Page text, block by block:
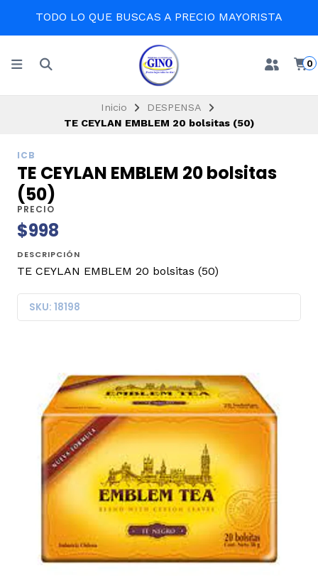
TODO LO QUE BUSCAS A PRECIO MAYORISTA
0
Inicio
DESPENSA
TE CEYLAN EMBLEM 20 bolsitas (50)
ICB
TE CEYLAN EMBLEM 20 bolsitas
(50)
PRECIO
$998
DESCRIPCIÓN
TE CEYLAN EMBLEM 20 bolsitas (50)
SKU: 18198